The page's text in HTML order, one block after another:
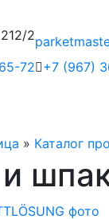
2
72 +7 (967)
» Каталог